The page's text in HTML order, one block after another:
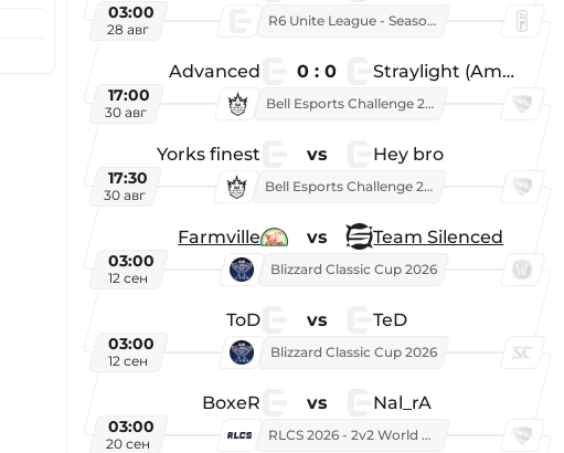
03:00
28 авг
R6 Unite League - Season 1
Advanced 0 : 0 Straylight (American team)
17:00
30 авг
Bell Esports Challenge 2026
Yorks finest vs Hey bro
17:30
30 авг
Bell Esports Challenge 2026
Farmville vs Team Silenced
03:00
12 сен
Blizzard Classic Cup 2026
ToD vs TeD
03:00
12 сен
Blizzard Classic Cup 2026
BoxeR vs Nal_rA
03:00
20 сен
RLCS 2026 - 2v2 World Championship